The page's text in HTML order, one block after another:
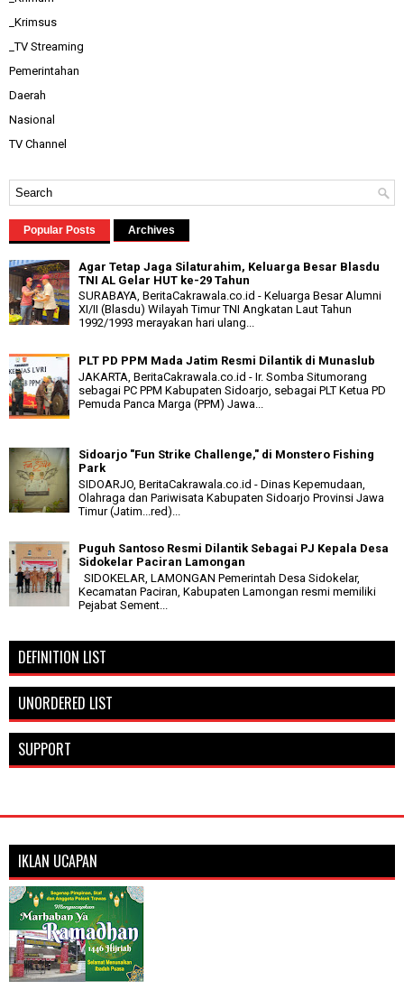
_Krimsus
_TV Streaming
Pemerintahan
Daerah
Nasional
TV Channel
Popular Posts Archives
Agar Tetap Jaga Silaturahim, Keluarga Besar Blasdu
TNI AL Gelar HUT ke-29 Tahun
SURABAYA, BeritaCakrawala.co.id - Keluarga Besar Alumni
XI/II (Blasdu) Wilayah Timur TNI Angkatan Laut Tahun
1992/1993 merayakan hari ulang...
PLT PD PPM Mada Jatim Resmi Dilantik di Munaslub
JAKARTA, BeritaCakrawala.co.id - Ir. Somba Situmorang
sebagai PC PPM Kabupaten Sidoarjo, sebagai PLT Ketua PD
Pemuda Panca Marga (PPM) Jawa...
Sidoarjo "Fun Strike Challenge," di Monstero Fishing
Park
SIDOARJO, BeritaCakrawala.co.id - Dinas Kepemudaan,
Olahraga dan Pariwisata Kabupaten Sidoarjo Provinsi Jawa
Timur (Jatim...red)...
Puguh Santoso Resmi Dilantik Sebagai PJ Kepala Desa
Sidokelar Paciran Lamongan
SIDOKELAR, LAMONGAN Pemerintah Desa Sidokelar,
Kecamatan Paciran, Kabupaten Lamongan resmi memiliki
Pejabat Sement...
DEFINITION LIST
UNORDERED LIST
SUPPORT
IKLAN UCAPAN